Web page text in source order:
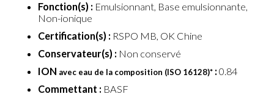
Fonction(s) : Emulsionnant, Base emulsionnante,
Non-ionique
Certification(s) : RSPO MB, OK Chine
Conservateur(s) : Non conservé
ION avec eau de la composition (ISO 16128)* : 0.84
Commettant : BASF